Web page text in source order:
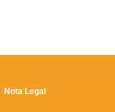
Nota Legal